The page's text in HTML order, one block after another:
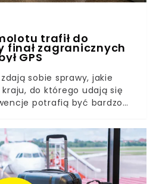
trafił do
finał zagranicznych
GPS
sobie sprawy, jakie
do którego udają się
potrafią być bardzo
w Azji Południowej,
czekały go problemy. Miał
GPS. To, co go
dla wszystkich